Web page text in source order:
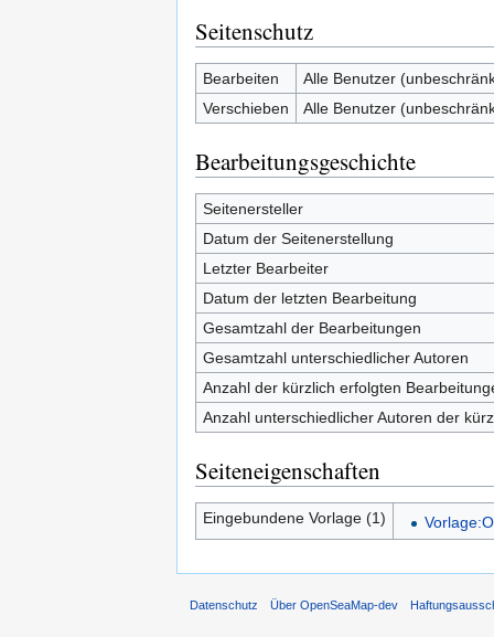
Seitenschutz
Bearbeiten
Alle Benutzer
Verschieben
Alle Benutzer
Bearbeitungsgeschichte
Seitenersteller
Datum der Seitenerstellung
Letzter Bearbeiter
Datum der letzten Bearbeitung
Gesamtzahl der Bearbeitungen
Gesamtzahl unterschiedlicher Autoren
Anzahl der kürzlich erfolgten
Anzahl unterschiedlicher Autoren der
Seiteneigenschaften
Eingebundene Vorlage (1)
Datenschutz Über OpenSeaMap-dev